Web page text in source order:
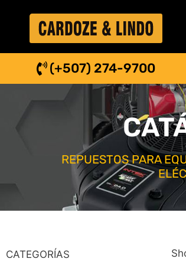
(+507) 274-9700
REPUESTOS PARA
CATEGORÍAS